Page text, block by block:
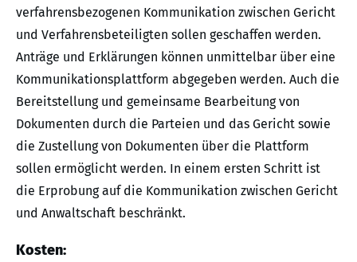
verfahrensbezogenen Kommunikation zwischen Gericht
und Verfahrensbeteiligten sollen geschaffen werden.
Anträge und Erklärungen können unmittelbar über eine
Kommunikationsplattform abgegeben werden. Auch die
Bereitstellung und gemeinsame Bearbeitung von
Dokumenten durch die Parteien und das Gericht sowie
die Zustellung von Dokumenten über die Plattform
sollen ermöglicht werden. In einem ersten Schritt ist
die Erprobung auf die Kommunikation zwischen Gericht
und Anwaltschaft beschränkt.
Kosten: